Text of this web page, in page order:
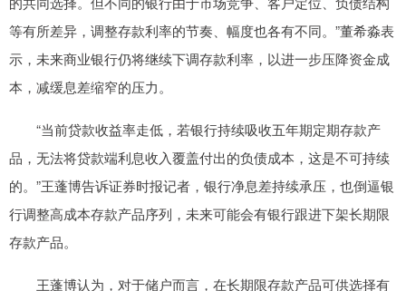
等有所差异，调整存款利率的节奏、幅度也各有不同。”董希淼表
示，未来商业银行仍将继续下调存款利率，以进一步压降资金成
本，减缓息差缩窄的压力。
“当前贷款收益率走低，若银行持续吸收五年期定期存款产
品，无法将贷款端利息收入覆盖付出的负债成本，这是不可持续
的。”王蓬博告诉证券时报记者，银行净息差持续承压，也倒逼银
行调整高成本存款产品序列，未来可能会有银行跟进下架长期限
存款产品。
王蓬博认为，对于储户而言，在长期限存款产品可供选择有